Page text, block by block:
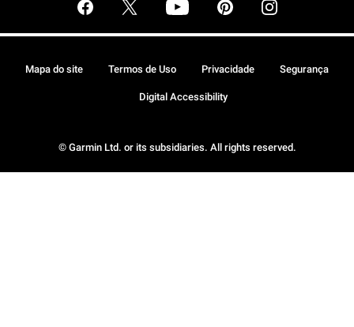
© Garmin Ltd. or its subsidiaries. All rights reserved.
Mapa do site Termos de Uso Privacidade Segurança
Digital Accessibility